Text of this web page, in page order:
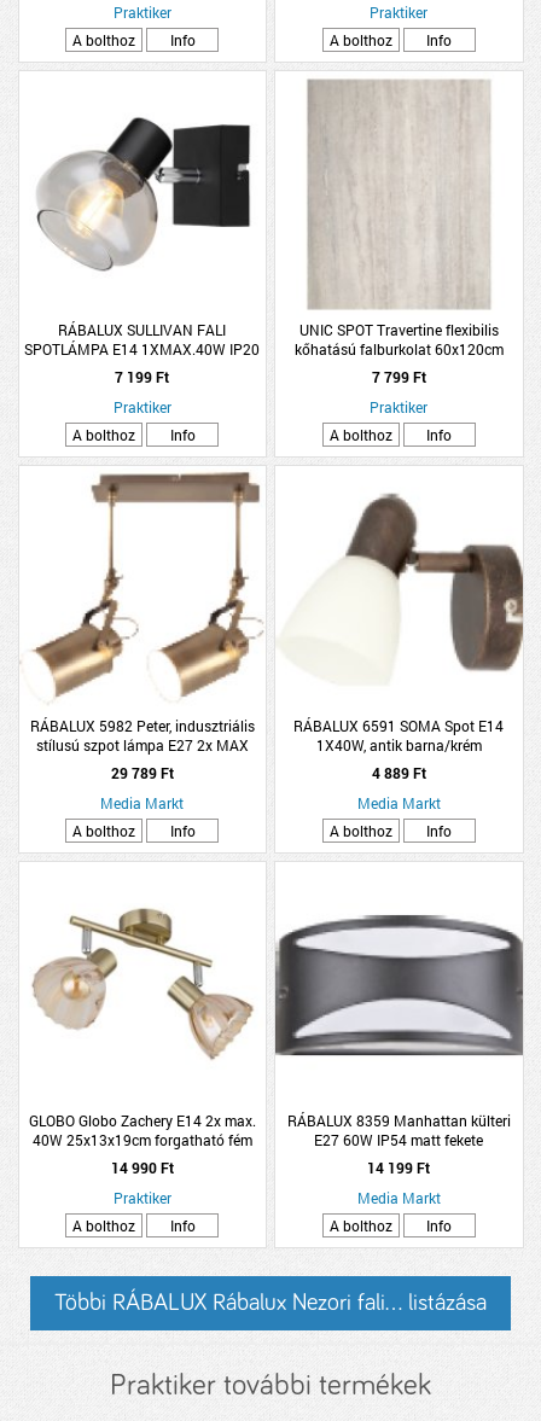
Praktiker
A bolthoz
Info
Praktiker
A bolthoz
Info
RÁBALUX SULLIVAN FALI
SPOTLÁMPA E14 1XMAX.40W IP20
10CM FEKETE SZÍNEZETT
ÜVEGBÚRA
7 199 Ft
Praktiker
A bolthoz
Info
UNIC SPOT Travertine flexibilis
kőhatású falburkolat 60x120cm
barna
7 799 Ft
Praktiker
A bolthoz
Info
RÁBALUX 5982 Peter, indusztriális
stílusú szpot lámpa E27 2x MAX
60W antik bronz
29 789 Ft
Media Markt
A bolthoz
Info
RÁBALUX 6591 SOMA Spot E14
1X40W, antik barna/krém
4 889 Ft
Media Markt
A bolthoz
Info
GLOBO Globo Zachery E14 2x max.
40W 25x13x19cm forgatható fém
sárgaréz spotlámpa
14 990 Ft
Praktiker
A bolthoz
Info
RÁBALUX 8359 Manhattan külteri
E27 60W IP54 matt fekete
14 199 Ft
Media Markt
A bolthoz
Info
Többi RÁBALUX Rábalux Nezori fali... listázása
Praktiker további termékek